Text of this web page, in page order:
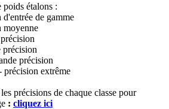
poids étalons :
de gamme
moyenne
précision
précision
extrême
précisions de chaque classe pour
: cliquez ici